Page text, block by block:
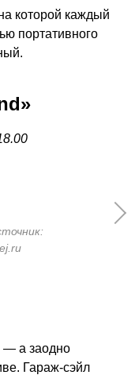
которой каждый
портативного
— а заодно
Гараж-сэйл